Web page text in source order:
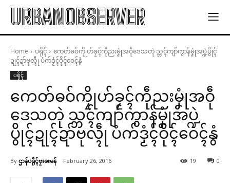
URBANOBSERVER
Home ပရိုၚ်
ကေတ်ဓဝ်ကၠိုဟ်ခၠၚ်ကဵုညးမၞုံအဝဵုဒေသတုဲ သ္ဘၚ်ကျာ်ကွာန်မၞုံအပ္ဍဲပွိုၚ်
ဍုၚ်ဍာ်ဗုလ္ၚဵု ပံက်ဒၟံၚ်ဝိုၚ်ဝေၚ်နွံ
ပရိုၚ်
ကေတ်ဓဝ်ကၠိုဟ်ခၠၚ်ကဵုညးမၞုံအဝဵု
ဒေသတုဲ သ္ဘၚ်ကျာ်ကွာန်မၞုံအပ္ဍဲ
ပွိုၚ်ဍုၚ်ဍာ်ဗုလ္ၚဵု ပံက်ဒၟံၚ်ဝိုၚ်ဝေၚ်နွံ
By ဌာန်ပရိုၚ်ဗၠးၜးမန် February 26, 2016 0
19